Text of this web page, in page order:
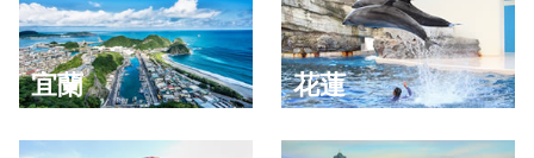
宜蘭 花蓮